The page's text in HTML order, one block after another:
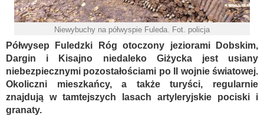
Niewybuchy na półwyspie Fuleda. Fot. policja
Półwysep Fuledzki Róg otoczony jeziorami Dobskim,
Dargin i Kisajno niedaleko Giżycka jest usiany
niebezpiecznymi pozostałościami po II wojnie światowej.
Okoliczni mieszkańcy, a także turyści, regularnie
znajdują w tamtejszych lasach artyleryjskie pociski i
granaty.